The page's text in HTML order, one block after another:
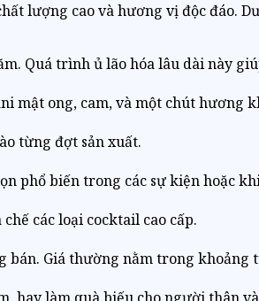
lượng cao và hương vị độc đáo.
Quá trình ủ lão hóa lâu dài này
mật ong, cam, và một chút hương
từng đợt sản xuất.
phổ biến trong các sự kiện hoặc
các loại cocktail cao cấp.
Giá thường nằm trong khoảng